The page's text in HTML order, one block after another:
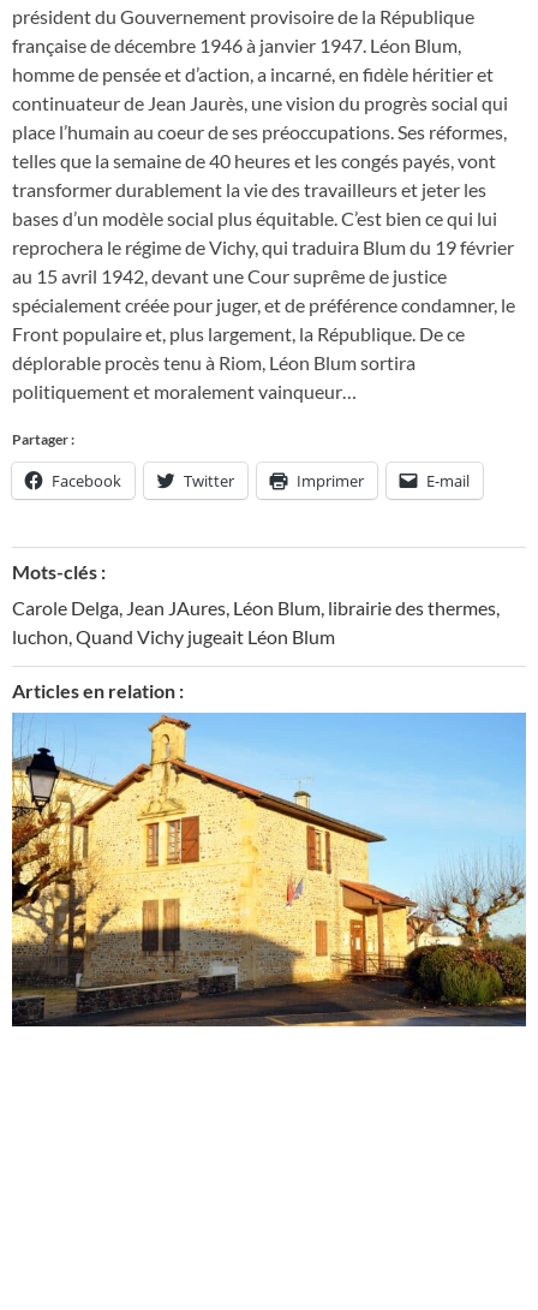
président du Gouvernement provisoire de la République
française de décembre 1946 à janvier 1947. Léon Blum,
homme de pensée et d’action, a incarné, en fidèle héritier et
continuateur de Jean Jaurès, une vision du progrès social qui
place l’humain au coeur de ses préoccupations. Ses réformes,
telles que la semaine de 40 heures et les congés payés, vont
transformer durablement la vie des travailleurs et jeter les
bases d’un modèle social plus équitable. C’est bien ce qui lui
reprochera le régime de Vichy, qui traduira Blum du 19 février
au 15 avril 1942, devant une Cour suprême de justice
spécialement créée pour juger, et de préférence condamner, le
Front populaire et, plus largement, la République. De ce
déplorable procès tenu à Riom, Léon Blum sortira
politiquement et moralement vainqueur…
Partager :
Facebook Twitter Imprimer E-mail
Mots-clés :
Carole Delga, Jean JAures, Léon Blum, librairie des thermes,
luchon,Quand Vichy jugeait Léon Blum
Articles en relation :